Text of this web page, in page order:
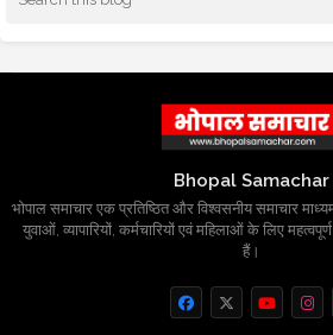
Bhopal Samachar
भोपाल समाचार एक प्रतिष्ठित और विश्वसनीय समाचार माध्यम
युवाओं, व्यापारियों, कर्मचारियों एवं महिलाओं के लिए
हैं।